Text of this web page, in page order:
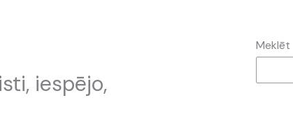
iespējo,
Meklēt